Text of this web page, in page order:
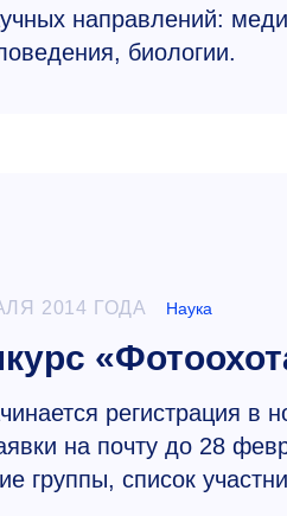
направлений:
биологии.
2014 ГОДА Наука
регистрация в
на почту до 28
группы, список